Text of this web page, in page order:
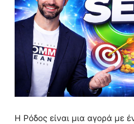
Η Ρόδος είναι μια αγορά με